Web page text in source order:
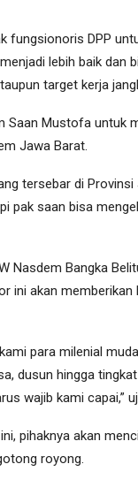
fungsionoris DPP
lebih baik dan
target kerja
Saan Mustofa untuk
Jawa Barat.
tersebar di
pak saan bisa
Nasdem Bangka
ini akan
para milenial
dusun hingga
wajib kami capai,”
pihaknya akan
royong.